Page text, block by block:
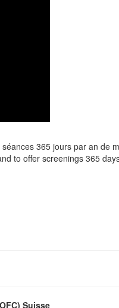
365 jours par an de
to offer screenings 365
Suisse